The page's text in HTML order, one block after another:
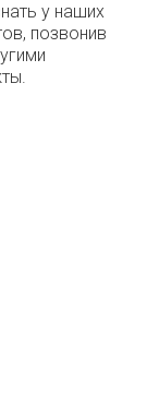
у наших
позвонив